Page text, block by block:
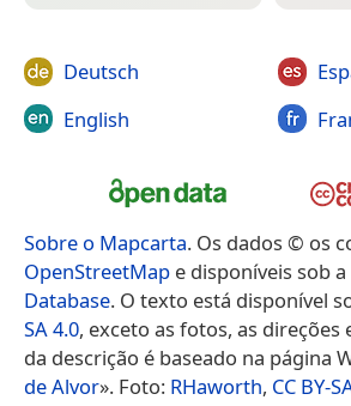
Deutsch
English
Sobre o Mapcarta. Os dados © os
OpenStreetMap e disponíveis sob a
Database. O texto está disponível
SA 4.0, exceto as fotos, as direções
da descrição é baseado na página
de Alvor». Foto: RHaworth, CC BY-